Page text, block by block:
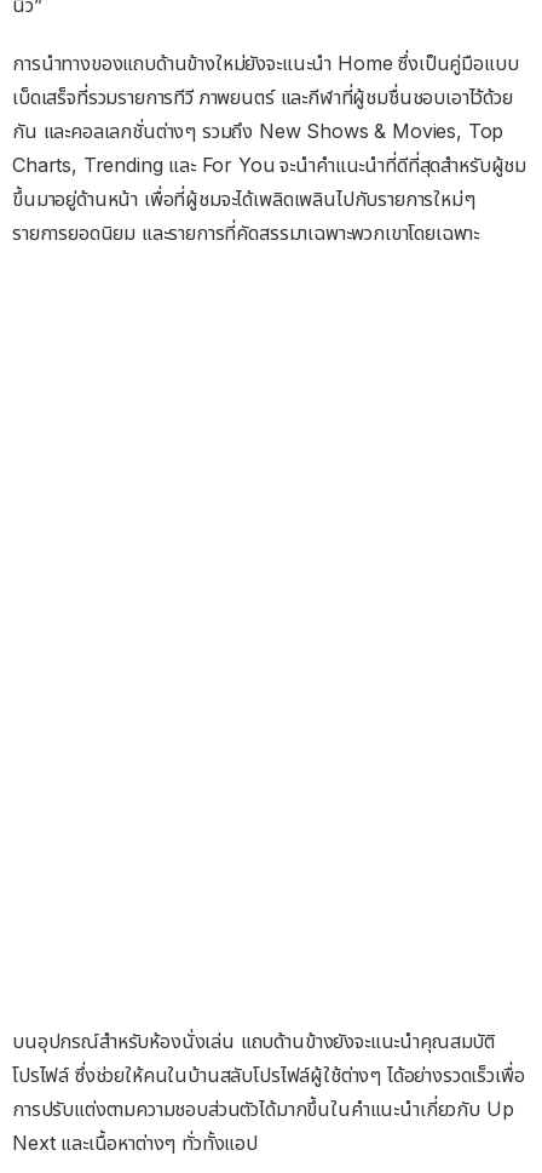
การนำทางของแถบด้านข้างใหม่ยังจะแนะนำ Home ซึ่งเป็นคู่มือแบบ
เบ็ดเสร็จที่รวมรายการทีวี ภาพยนตร์ และกีฬาที่ผู้ชมชื่นชอบเอาไว้ด้วย
กัน และคอลเลกชั่นต่างๆ รวมถึง New Shows & Movies, Top
Charts, Trending และ For You จะนำคำแนะนำที่ดีที่สุดสำหรับผู้ชม
ขึ้นมาอยู่ด้านหน้า เพื่อที่ผู้ชมจะได้เพลิดเพลินไปกับรายการใหม่ๆ
รายการยอดนิยม และรายการที่คัดสรรมาเฉพาะพวกเขาโดยเฉพาะ
บนอุปกรณ์สำหรับห้องนั่งเล่น แถบด้านข้างยังจะแนะนำคุณสมบัติ
โปรไฟล์ ซึ่งช่วยให้คนในบ้านสลับโปรไฟล์ผู้ใช้ต่างๆ ได้อย่างรวดเร็วเพื่อ
การปรับแต่งตามความชอบส่วนตัวได้มากขึ้นในคำแนะนำเกี่ยวกับ Up
Next และเนื้อหาต่างๆ ทั่วทั้งแอป